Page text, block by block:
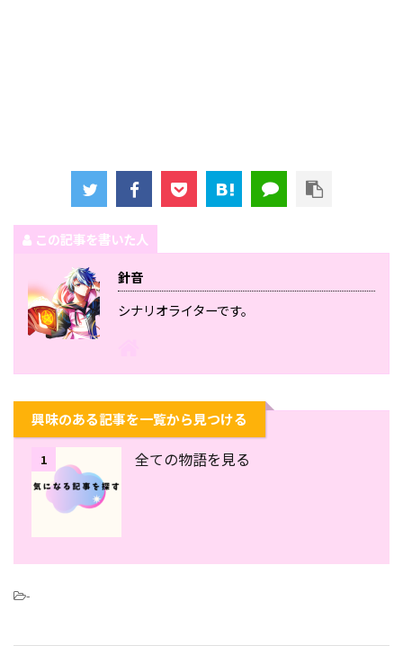
この記事を書いた人
針音
シナリオライターです。
興味のある記事を一覧から見つける
1 全ての物語を見る
-